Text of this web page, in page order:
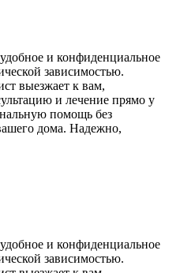
и конфиденциальное
зависимостью.
выезжает к вам,
и лечение прямо у
помощь без
дома. Надежно,
и конфиденциальное
зависимостью.